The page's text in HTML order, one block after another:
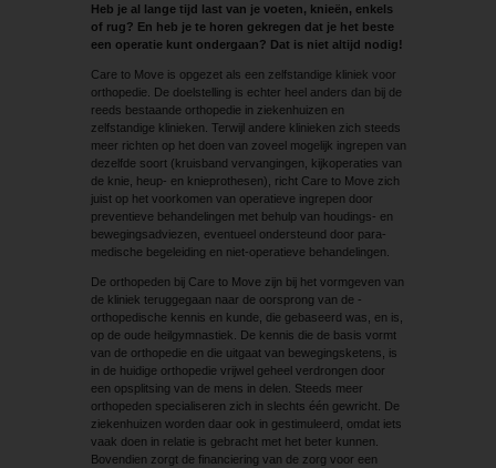
Heb je al lange tijd last van je voeten, knieën, enkels
of rug? En heb je te horen gekregen dat je het beste
een operatie kunt ondergaan? Dat is niet altijd nodig!
Care to Move is opgezet als een zelfstandige kliniek voor
orthopedie. De doelstelling is echter heel anders dan bij de
reeds bestaande orthopedie in ziekenhuizen en
zelfstandige klinieken. Terwijl andere klinieken zich steeds
meer richten op het doen van zoveel mogelijk ingrepen van
dezelfde soort (kruisband vervangingen, kijkoperaties van
de knie, heup- en knieprothesen), richt Care to Move zich
juist op het voorkomen van operatieve ingrepen door
preventieve behandelingen met behulp van houdings- en
bewegingsadviezen, eventueel ondersteund door para­
medische begeleiding en niet-operatieve behandelingen.
De orthopeden bij Care to Move zijn bij het vormgeven van
de kliniek teruggegaan naar de oorsprong van de ­
orthopedische kennis en kunde, die gebaseerd was, en is,
op de oude heilgymnastiek. De kennis die de basis vormt
van de orthopedie en die uitgaat van bewegingsketens, is
in de huidige orthopedie vrijwel geheel verdrongen door
een opsplitsing van de mens in delen. Steeds meer
orthopeden specialiseren zich in slechts één gewricht. De
ziekenhuizen worden daar ook in gestimuleerd, omdat iets
vaak doen in relatie is gebracht met het beter kunnen.
Bovendien zorgt de financiering van de zorg voor een